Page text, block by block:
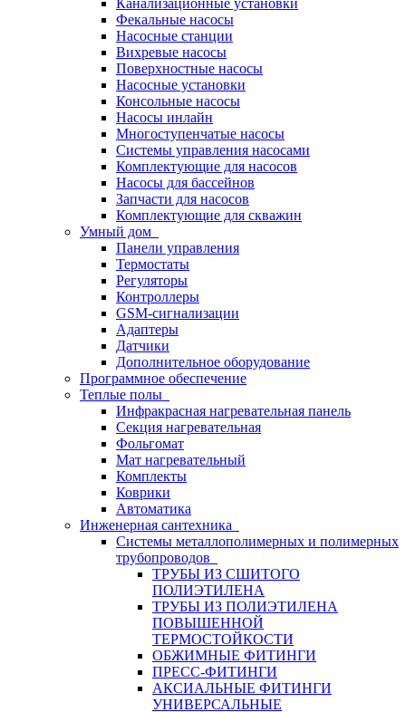
Канализационные установки
Фекальные насосы
Насосные станции
Вихревые насосы
Поверхностные насосы
Насосные установки
Консольные насосы
Насосы инлайн
Многоступенчатые насосы
Системы управления насосами
Комплектующие для насосов
Насосы для бассейнов
Запчасти для насосов
Комплектующие для скважин
Умный дом
Панели управления
Термостаты
Регуляторы
Контроллеры
GSM-сигнализации
Адаптеры
Датчики
Дополнительное оборудование
Программное обеспечение
Теплые полы
Инфракрасная нагревательная панель
Секция нагревательная
Фольгомат
Мат нагревательный
Комплекты
Коврики
Автоматика
Инженерная сантехника
Системы металлополимерных и полимерных
трубопроводов
ТРУБЫ ИЗ СШИТОГО
ПОЛИЭТИЛЕНА
ТРУБЫ ИЗ ПОЛИЭТИЛЕНА
ПОВЫШЕННОЙ
ТЕРМОСТОЙКОСТИ
ОБЖИМНЫЕ ФИТИНГИ
ПРЕСС-ФИТИНГИ
АКСИАЛЬНЫЕ ФИТИНГИ
УНИВЕРСАЛЬНЫЕ